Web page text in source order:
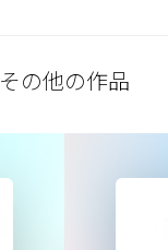
その他の作品